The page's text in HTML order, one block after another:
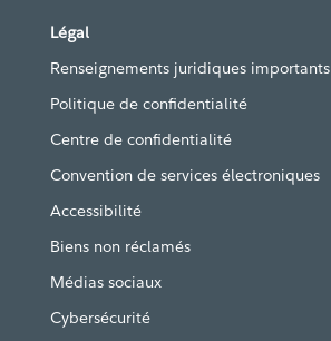
Légal
Renseignements juridiques importants
Politique de confidentialité
Centre de confidentialité
Convention de services électroniques
Accessibilité
Biens non réclamés
Médias sociaux
Cybersécurité